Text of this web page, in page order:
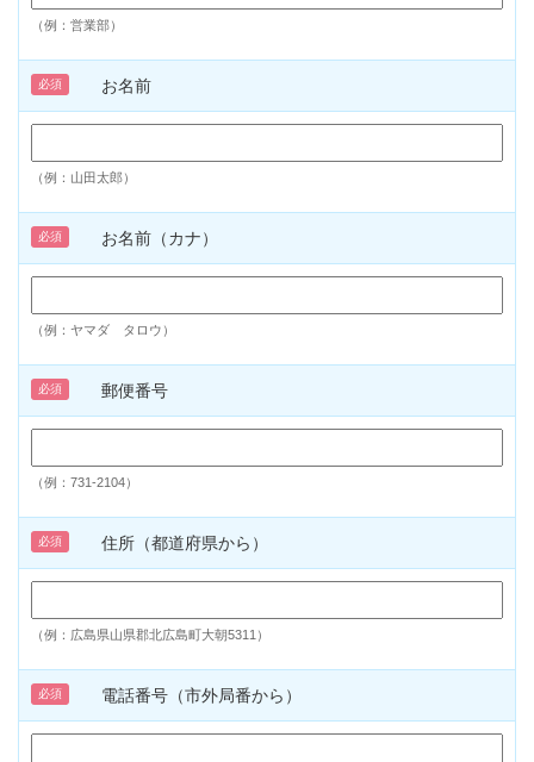
（例：営業部）
お名前
必須
（例：山田太郎）
お名前（カナ）
必須
（例：ヤマダ タロウ）
郵便番号
必須
（例：731-2104）
住所（都道府県から）
必須
（例：広島県山県郡北広島町大朝5311）
電話番号（市外局番から）
必須